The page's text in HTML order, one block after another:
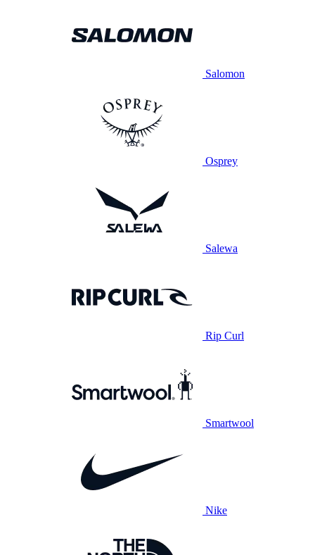
Salomon
Osprey
Salewa
Rip Curl
Smartwool
Nike